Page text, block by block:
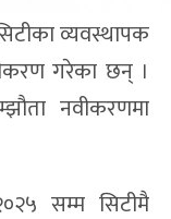
व्यवस्थापक
गरेका छन् ।
नवीकरणमा
सम्म सिटीमै